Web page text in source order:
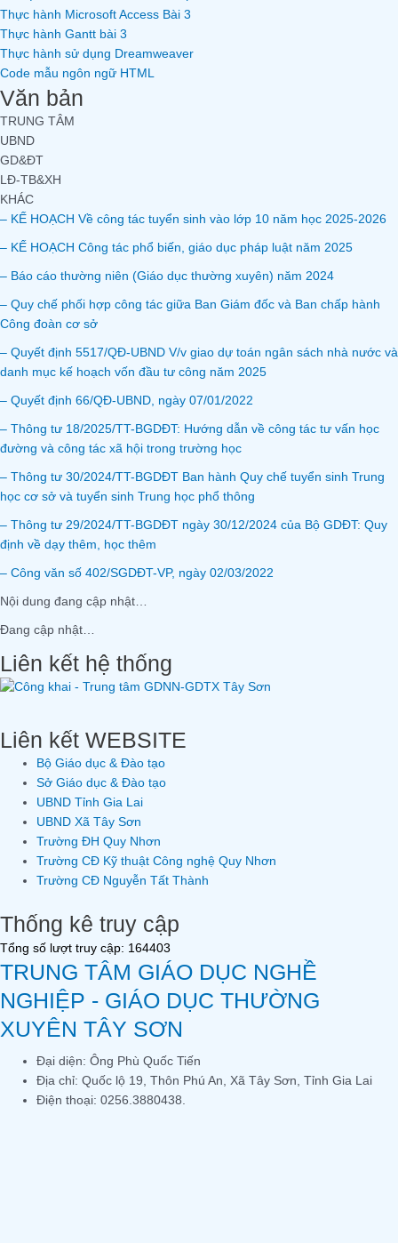
Thực hành Microsoft Access Bài 3
Thực hành Gantt bài 3
Thực hành sử dụng Dreamweaver
Code mẫu ngôn ngữ HTML
Văn bản
TRUNG TÂM
UBND
GD&ĐT
LĐ-TB&XH
KHÁC
– KẾ HOẠCH Về công tác tuyển sinh vào lớp 10 năm học 2025-2026
– KẾ HOẠCH Công tác phổ biến, giáo dục pháp luật năm 2025
– Báo cáo thường niên (Giáo dục thường xuyên) năm 2024
– Quy chế phối hợp công tác giữa Ban Giám đốc và Ban chấp hành
Công đoàn cơ sở
– Quyết định 5517/QĐ-UBND V/v giao dự toán ngân sách nhà nước và
danh mục kế hoạch vốn đầu tư công năm 2025
– Quyết định 66/QĐ-UBND, ngày 07/01/2022
– Thông tư 18/2025/TT-BGDĐT: Hướng dẫn về công tác tư vấn học
đường và công tác xã hội trong trường học
– Thông tư 30/2024/TT-BGDĐT Ban hành Quy chế tuyển sinh Trung
học cơ sở và tuyển sinh Trung học phổ thông
– Thông tư 29/2024/TT-BGDĐT ngày 30/12/2024 của Bộ GDĐT: Quy
định về dạy thêm, học thêm
– Công văn số 402/SGDĐT-VP, ngày 02/03/2022
Nội dung đang cập nhật…
Đang cập nhật…
Liên kết hệ thống
Liên kết WEBSITE
Bộ Giáo dục & Đào tạo
Sở Giáo dục & Đào tạo
UBND Tỉnh Gia Lai
UBND Xã Tây Sơn
Trường ĐH Quy Nhơn
Trường CĐ Kỹ thuật Công nghệ Quy Nhơn
Trường CĐ Nguyễn Tất Thành
Thống kê truy cập
Tổng số lượt truy cập: 164403
TRUNG TÂM GIÁO DỤC NGHỀ
NGHIỆP - GIÁO DỤC THƯỜNG
XUYÊN TÂY SƠN
Đại diện: Ông Phù Quốc Tiến
Địa chỉ: Quốc lộ 19, Thôn Phú An, Xã Tây Sơn, Tỉnh Gia Lai
Điện thoại: 0256.3880438.